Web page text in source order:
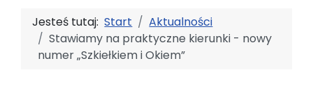
Jesteś tutaj:Start
Aktualności
Stawiamy na praktyczne kierunki - nowy
numer „Szkiełkiem i Okiem”